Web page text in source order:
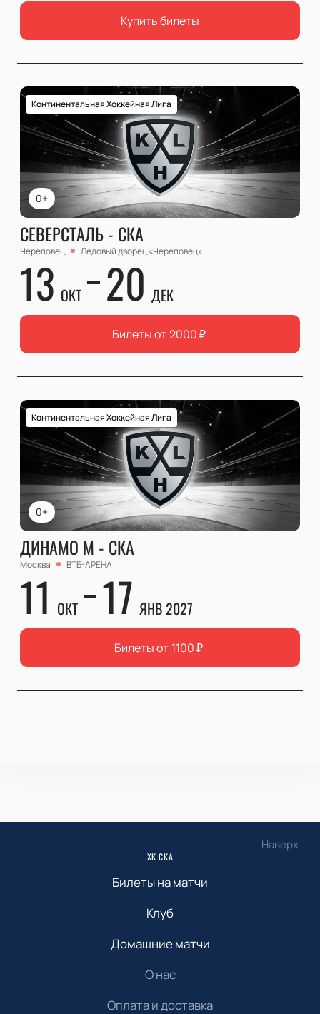
Купить билеты
0+
Континентальная Хоккейная Лига
СЕВЕРСТАЛЬ - СКА
Череповец Ледовый дворец «Череповец»
13 ОКТ 20 ДЕК
Билеты от 2000₽
0+
Континентальная Хоккейная Лига
ДИНАМО М - СКА
Москва ВТБ-АРЕНА
11 ОКТ 17 ЯНВ 2027
Билеты от 1100₽
Наверх
ХК СКА
Билеты на матчи
Клуб
Домашние матчи
О нас
Оплата и доставка